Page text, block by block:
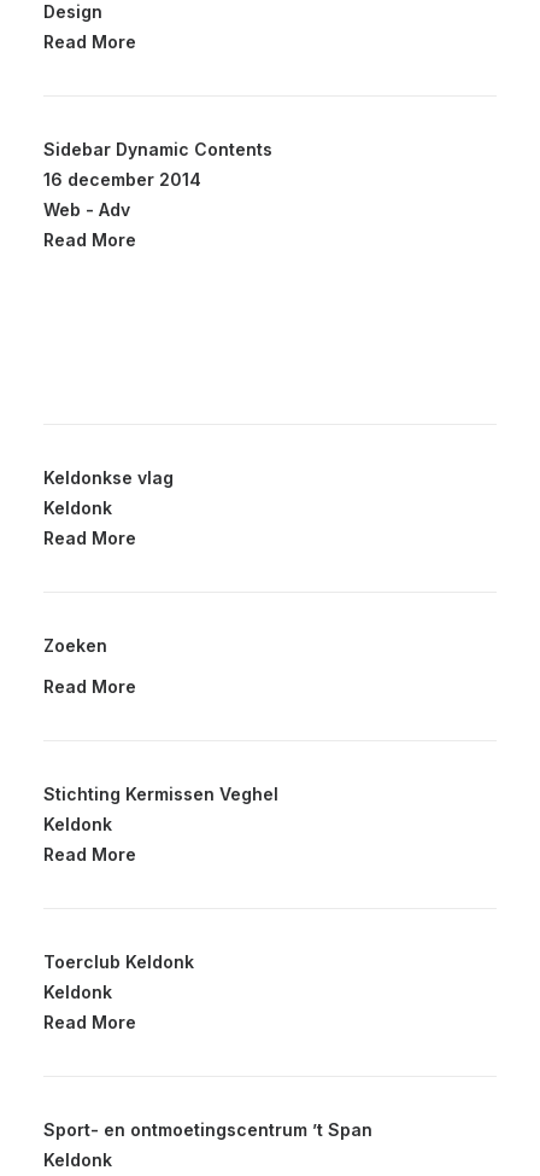
Design
Read More
Sidebar Dynamic Contents
16 december 2014
Web - Adv
Read More
Keldonkse vlag
Keldonk
Read More
Zoeken
Read More
Stichting Kermissen Veghel
Keldonk
Read More
Toerclub Keldonk
Keldonk
Read More
Sport- en ontmoetingscentrum ’t Span
Keldonk